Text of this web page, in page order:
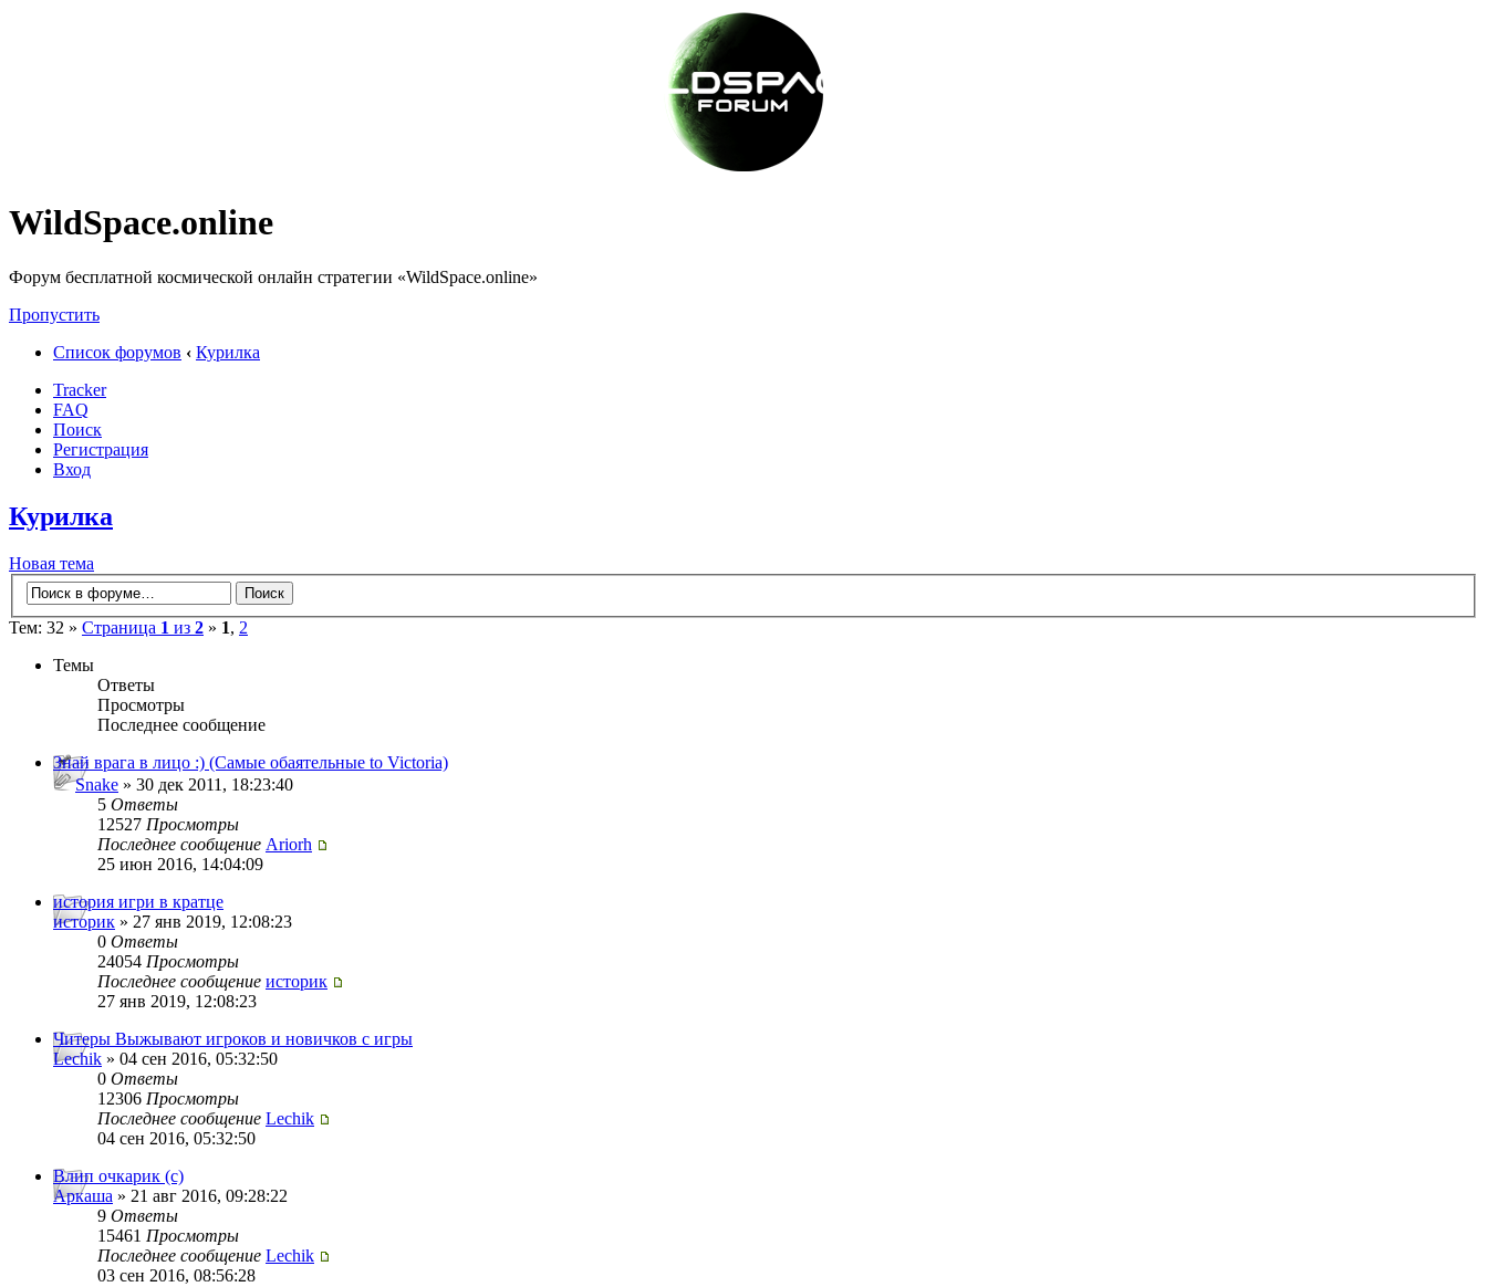
WildSpace.online
Форум бесплатной космической онлайн стратегии «WildSpace.online»
Пропустить
Список форумов ‹ Курилка
Tracker
FAQ
Поиск
Регистрация
Вход
Курилка
Новая тема
Тем: 32 » Страница 1 из 2 » 1, 2
Темы
Ответы
Просмотры
Последнее сообщение
Знай врага в лицо :) (Самые обаятельные to Victoria)
Snake » 30 дек 2011, 18:23:40
5 Ответы
12527 Просмотры
Последнее сообщение Ariorh
25 июн 2016, 14:04:09
история игри в кратце
историк » 27 янв 2019, 12:08:23
0 Ответы
24054 Просмотры
Последнее сообщение историк
27 янв 2019, 12:08:23
Читеры Выжывают игроков и новичков с игры
Lechik » 04 сен 2016, 05:32:50
0 Ответы
12306 Просмотры
Последнее сообщение Lechik
04 сен 2016, 05:32:50
Влип очкарик (с)
Аркаша » 21 авг 2016, 09:28:22
9 Ответы
15461 Просмотры
Последнее сообщение Lechik
03 сен 2016, 08:56:28